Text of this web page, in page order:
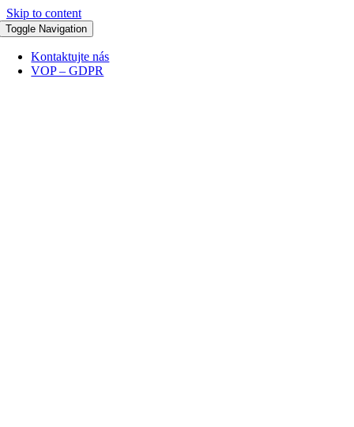
Skip to content
Toggle Navigation
Kontaktujte nás
VOP – GDPR